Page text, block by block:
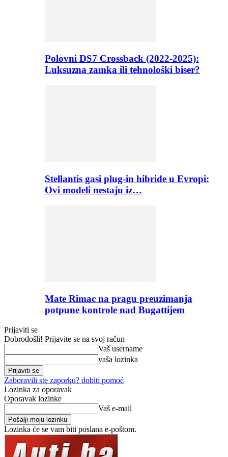
Polovni DS7 Crossback (2022-2025):
Luksuzna zamka ili tehnološki biser?
Stellantis gasi plug-in hibride u Evropi:
Ovi modeli nestaju iz…
Mate Rimac na pragu preuzimanja
potpune kontrole nad Bugattijem
Prijaviti se
Dobrodošli! Prijavite se na svoj račun
Vaš username
vaša lozinka
Zaboravili ste zaporku? dobiti pomoć
Lozinka za oporavak
Oporavak lozinke
Vaš e-mail
Lozinka će se vam biti poslana e-poštom.